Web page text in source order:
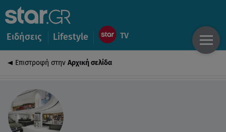
Ειδήσεις Lifestyle
Επιστροφή στην Αρχική σελίδα